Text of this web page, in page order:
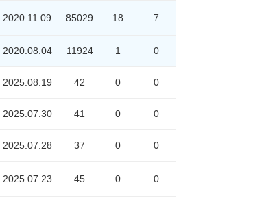
2020.11.09 85029 18 7
2020.08.04 11924 1 0
2025.08.19 42 0 0
2025.07.30 41 0 0
2025.07.28 37 0 0
2025.07.23 45 0 0